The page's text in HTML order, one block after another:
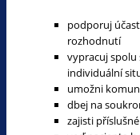
podporuj
rozhodnutí
vypracuj
individuální
umožni
dbej na
zajisti